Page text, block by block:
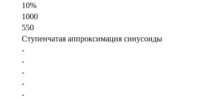
10%
1000
550
Ступенчатая аппроксимация синусоиды
-
-
-
-
-